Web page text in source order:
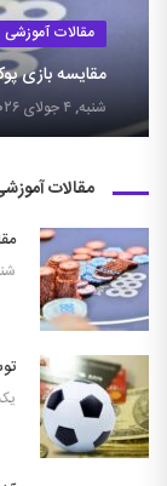
مقالات
مقایسه بازی
شنبه, ۴ جولای ۲۰۲۶
مقالات
شنبه,